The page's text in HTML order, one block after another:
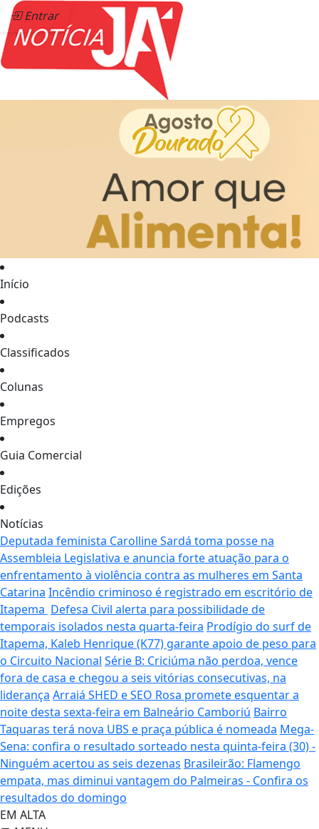
Entrar
Início
Podcasts
Classificados
Colunas
Empregos
Guia Comercial
Edições
Notícias
Deputada feminista Carolline Sardá toma posse na
Assembleia Legislativa e anuncia forte atuação para o
enfrentamento à violência contra as mulheres em Santa
Catarina Incêndio criminoso é registrado em escritório de
Itapema Defesa Civil alerta para possibilidade de
temporais isolados nesta quarta-feira Prodígio do surf de
Itapema, Kaleb Henrique (K77) garante apoio de peso para
o Circuito Nacional Série B: Criciúma não perdoa, vence
fora de casa e chegou a seis vitórias consecutivas, na
liderança Arraiá SHED e SEO Rosa promete esquentar a
noite desta sexta-feira em Balneário Camboriú Bairro
Taquaras terá nova UBS e praça pública é nomeada Mega-
Sena: confira o resultado sorteado nesta quinta-feira (30) -
Ninguém acertou as seis dezenas Brasileirão: Flamengo
empata, mas diminui vantagem do Palmeiras - Confira os
resultados do domingo
EM ALTA